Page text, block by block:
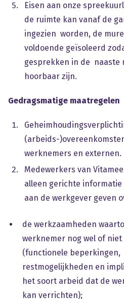
Eisen aan onze
de ruimte kan vanaf de
ingezien worden, de
voldoende geïsoleerd
gesprekken in de naaste
hoorbaar zijn.
Gedragsmatige maatregelen
(arbeids-
werknemers en externen.
Medewerkers van
alleen gerichte informatie
aan de werkgever geven
de werkzaamheden
werknemer nog wel of niet
(functionele beperkingen,
restmogelijkheden en
het soort arbeid dat de
kan verrichten);